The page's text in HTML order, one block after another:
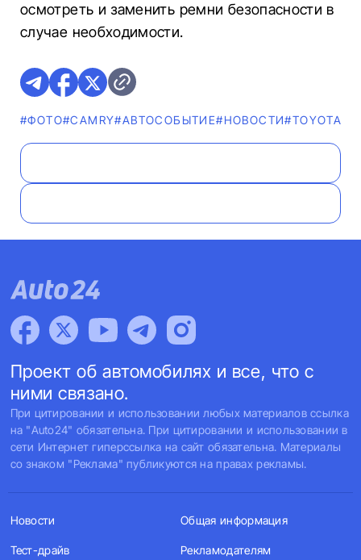
осмотреть и заменить ремни безопасности в
случае необходимости.
#ФОТО#CAMRY#АВТОСОБЫТИЕ#НОВОСТИ#TOYOTA
Проект об автомобилях и все, что с
ними связано.
При цитировании и использовании любых материалов ссылка
на "Auto24" обязательна. При цитировании и использовании в
сети Интернет гиперссылка на сайт обязательна. Материалы
со знаком "Реклама" публикуются на правах рекламы.
Новости
Тест-драйв
Общая информация
Рекламодателям